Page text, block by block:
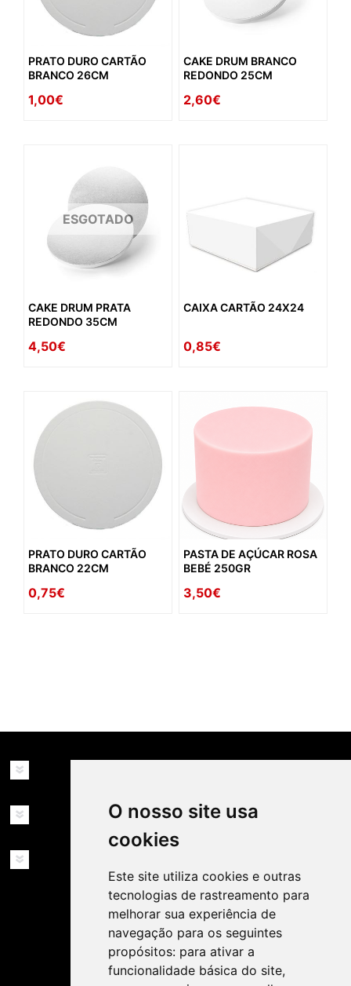
O nosso site usa
cookies
Este site utiliza cookies e outras
tecnologias de rastreamento para
melhorar sua experiência de
navegação para os seguintes
propósitos: para ativar a
funcionalidade básica do site,
PRATO DURO CARTÃO
BRANCO 26CM
1,00€
CAKE DRUM BRANCO
REDONDO 25CM
2,60€
ESGOTADO
CAKE DRUM PRATA
REDONDO 35CM
4,50€
CAIXA CARTÃO 24X24
0,85€
PRATO DURO CARTÃO
BRANCO 22CM
0,75€
PASTA DE AÇÚCAR ROSA
BEBÉ 250GR
3,50€
MINHA CONTA